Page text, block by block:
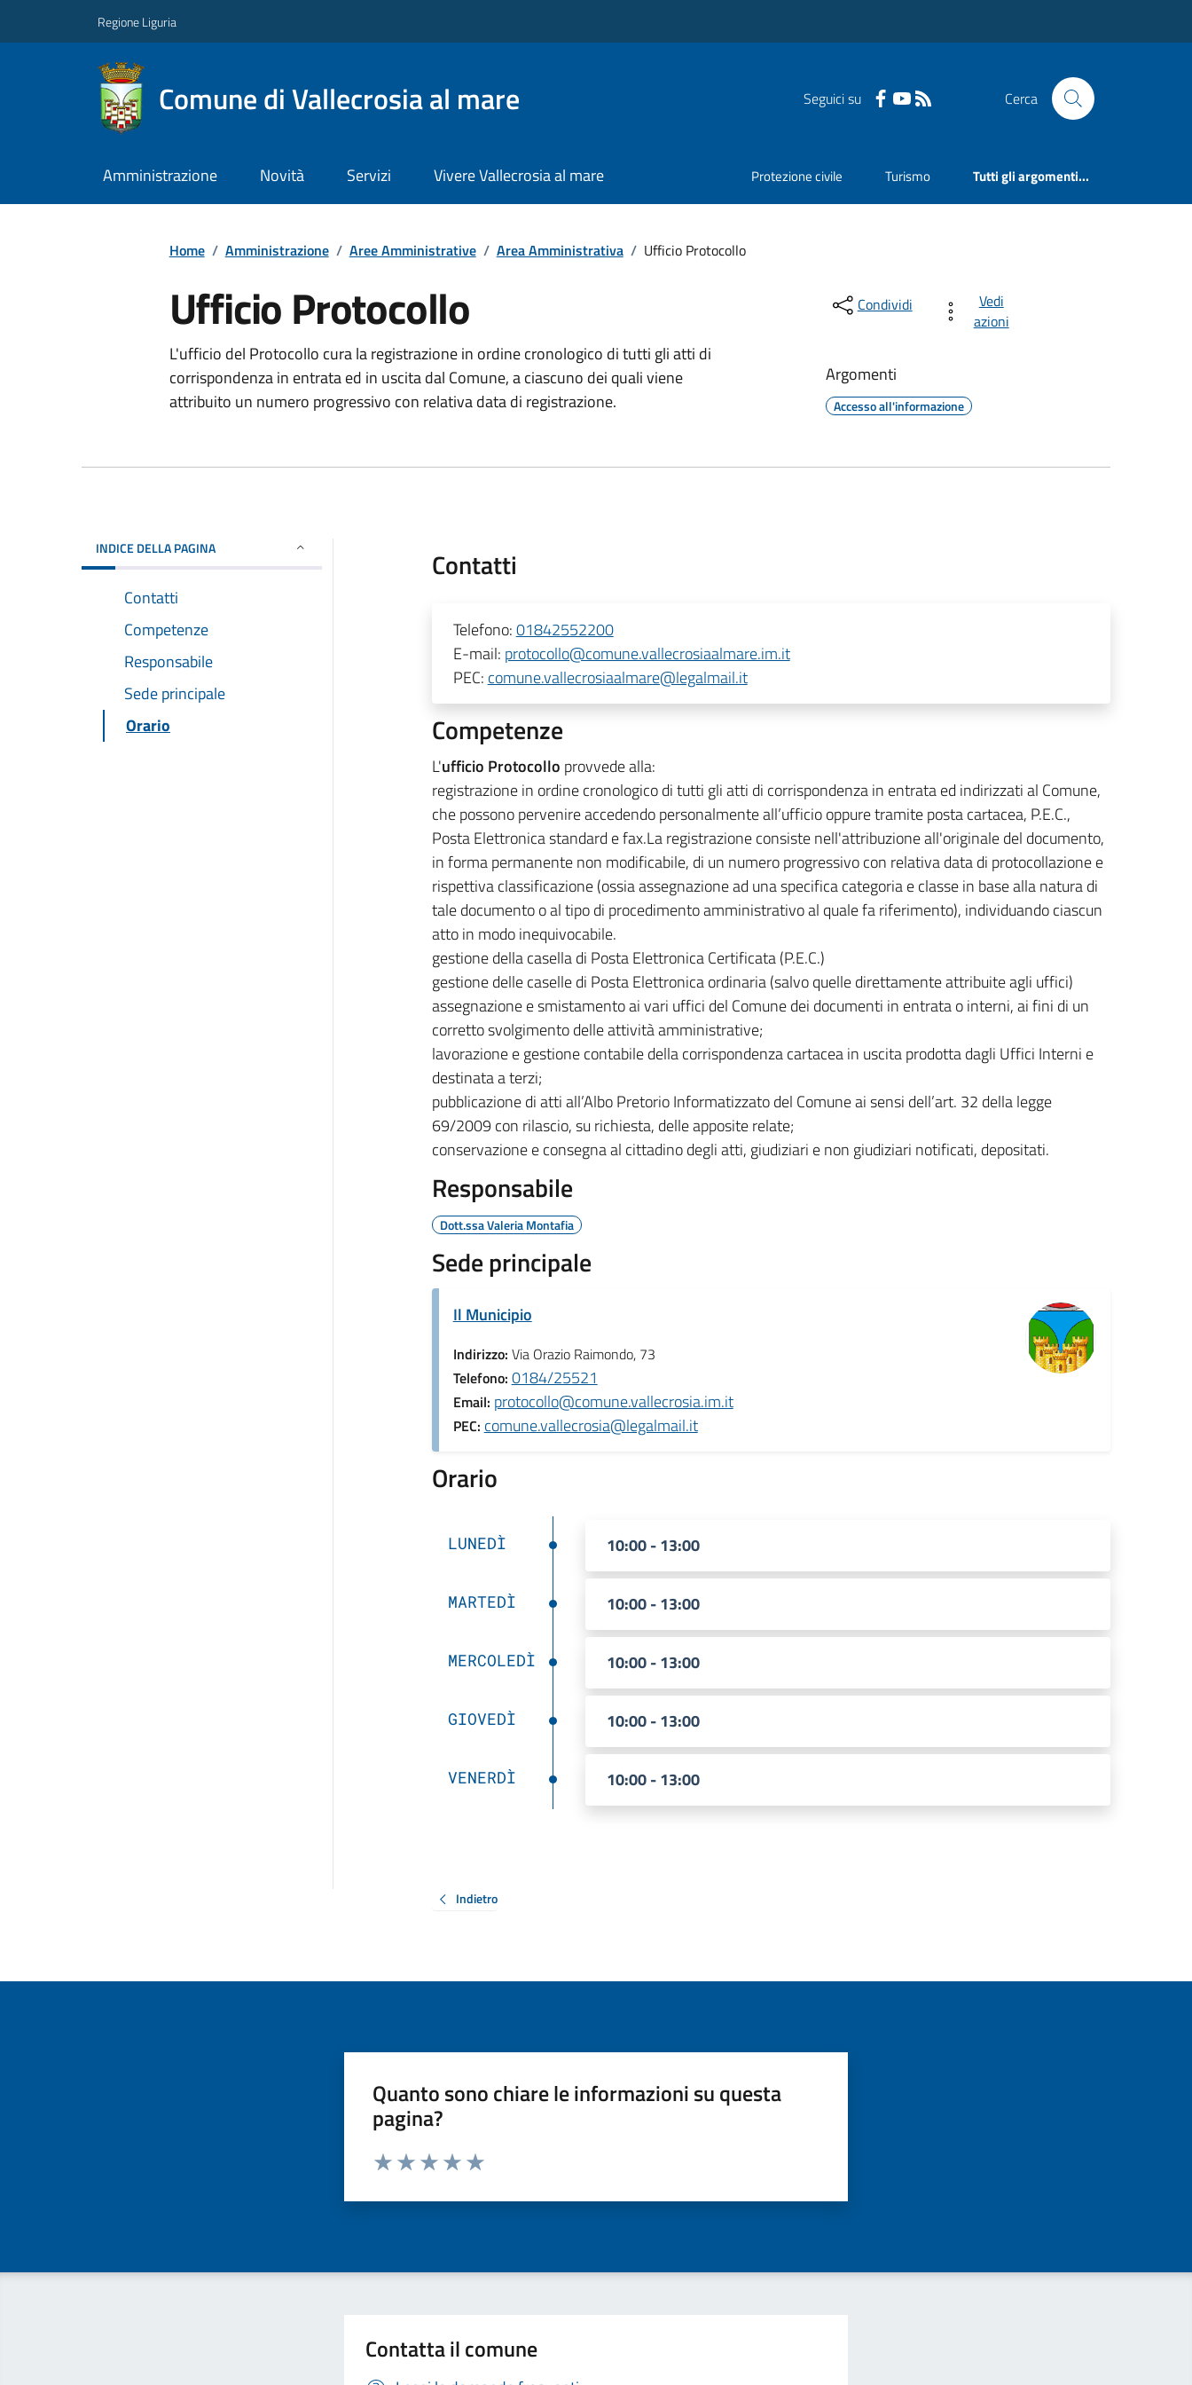
Regione Liguria
Comune di Vallecrosia al mare Seguici su Cerca
Amministrazione Novità Servizi Vivere Vallecrosia al mare Protezione civile Turismo Tutti gli argomenti...
Home / Amministrazione / Aree Amministrative / Area Amministrativa / Ufficio Protocollo
Ufficio Protocollo
L'ufficio del Protocollo cura la registrazione in ordine cronologico di tutti gli atti di
corrispondenza in entrata ed in uscita dal Comune, a ciascuno dei quali viene
attribuito un numero progressivo con relativa data di registrazione.
Condividi
Vedi
azioni
Argomenti
Accesso all'informazione
INDICE DELLA PAGINA
Contatti
Competenze
Responsabile
Sede principale
Orario
Contatti
Telefono:01842552200
E-mail: protocollo@comune.vallecrosiaalmare.im.it
PEC: comune.vallecrosiaalmare@legalmail.it
Competenze
L'ufficio Protocollo provvede alla:
registrazione in ordine cronologico di tutti gli atti di corrispondenza in entrata ed indirizzati al Comune,
che possono pervenire accedendo personalmente all’ufficio oppure tramite posta cartacea, P.E.C.,
Posta Elettronica standard e fax.La registrazione consiste nell'attribuzione all'originale del documento,
in forma permanente non modificabile, di un numero progressivo con relativa data di protocollazione e
rispettiva classificazione (ossia assegnazione ad una specifica categoria e classe in base alla natura di
tale documento o al tipo di procedimento amministrativo al quale fa riferimento), individuando ciascun
atto in modo inequivocabile.
gestione della casella di Posta Elettronica Certificata (P.E.C.)
gestione delle caselle di Posta Elettronica ordinaria (salvo quelle direttamente attribuite agli uffici)
assegnazione e smistamento ai vari uffici del Comune dei documenti in entrata o interni, ai fini di un
corretto svolgimento delle attività amministrative;
lavorazione e gestione contabile della corrispondenza cartacea in uscita prodotta dagli Uffici Interni e
destinata a terzi;
pubblicazione di atti all’Albo Pretorio Informatizzato del Comune ai sensi dell’art. 32 della legge
69/2009 con rilascio, su richiesta, delle apposite relate;
conservazione e consegna al cittadino degli atti, giudiziari e non giudiziari notificati, depositati.
Responsabile
Dott.ssa Valeria Montafia
Sede principale
Il Municipio
Indirizzo: Via Orazio Raimondo, 73
Telefono: 0184/25521
Email: protocollo@comune.vallecrosia.im.it
PEC: comune.vallecrosia@legalmail.it
Orario
LUNEDÌ 10:00 - 13:00
MARTEDÌ 10:00 - 13:00
MERCOLEDÌ 10:00 - 13:00
GIOVEDÌ 10:00 - 13:00
VENERDÌ 10:00 - 13:00
Indietro
Quanto sono chiare le informazioni su questa
pagina?
Valuta da 1 a 5 stelle la pagina
Contatta il comune